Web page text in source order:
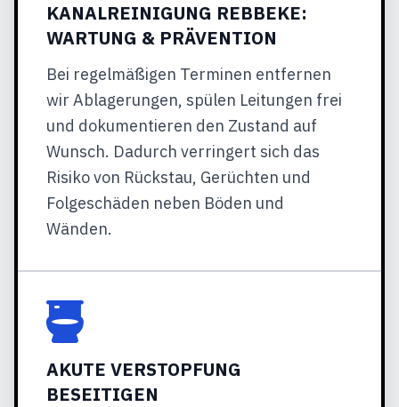
KANALREINIGUNG REBBEKE:
WARTUNG & PRÄVENTION
Bei regelmäßigen Terminen entfernen
wir Ablagerungen, spülen Leitungen frei
und dokumentieren den Zustand auf
Wunsch. Dadurch verringert sich das
Risiko von Rückstau, Gerüchten und
Folgeschäden neben Böden und
Wänden.
AKUTE VERSTOPFUNG
BESEITIGEN